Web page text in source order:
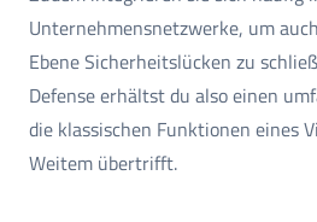
Unternehmensnetzwerke, um
Ebene Sicherheitslücken zu
Defense erhältst du also einen
die klassischen Funktionen eines
Weitem übertrifft.